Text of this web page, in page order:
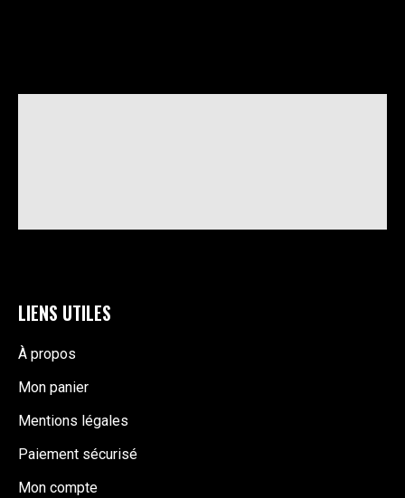
LIENS UTILES
À propos
Mon panier
Mentions légales
Paiement sécurisé
Mon compte